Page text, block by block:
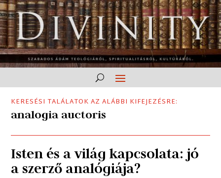
KERESÉSI TALÁLATOK AZ ALÁBBI KIFEJEZÉSRE:
analogia auctoris
Isten és a világ kapcsolata: jó
a szerző analógiája?